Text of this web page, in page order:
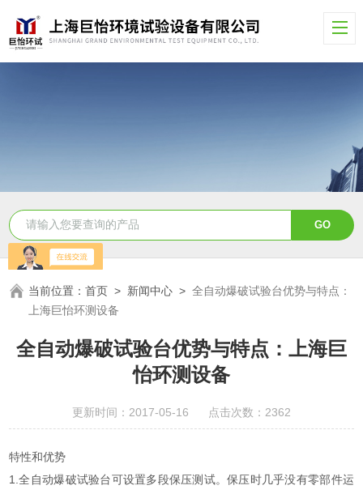
当前位置：首页 > 新闻中心 >全自动爆破试验台优势与特点：
上海巨怡环测设备
全自动爆破试验台优势与特点：上海巨
怡环测设备
更新时间：2017-05-16 点击次数：2362
特性和优势
1.全自动爆破试验台可设置多段保压测试。保压时几乎没有零部件运